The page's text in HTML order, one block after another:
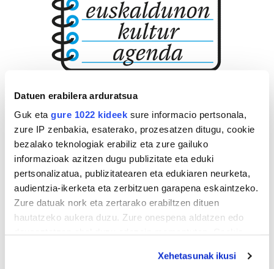
Datuen erabilera arduratsua
Guk eta gure 1022 kideek sure informacio pertsonala,
zure IP zenbakia, esaterako, prozesatzen ditugu, cookie
bezalako teknologiak erabiliz eta zure gailuko
informazioak azitzen dugu publizitate eta eduki
pertsonalizatua, publizitatearen eta edukiaren neurketa,
audientzia-ikerketa eta zerbitzuen garapena eskaintzeko.
Zure datuak nork eta zertarako erabiltzen dituen
hautatzeko aukera duzu. Zure onespena aldatzen edo
Xehetasunak ikusi